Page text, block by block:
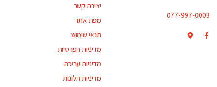
077-997-0003
יצירת קשר
מפת אתר
תנאי שימוש
מדיניות הפרטיות
מדיניות עריכה
מדיניות תלונות